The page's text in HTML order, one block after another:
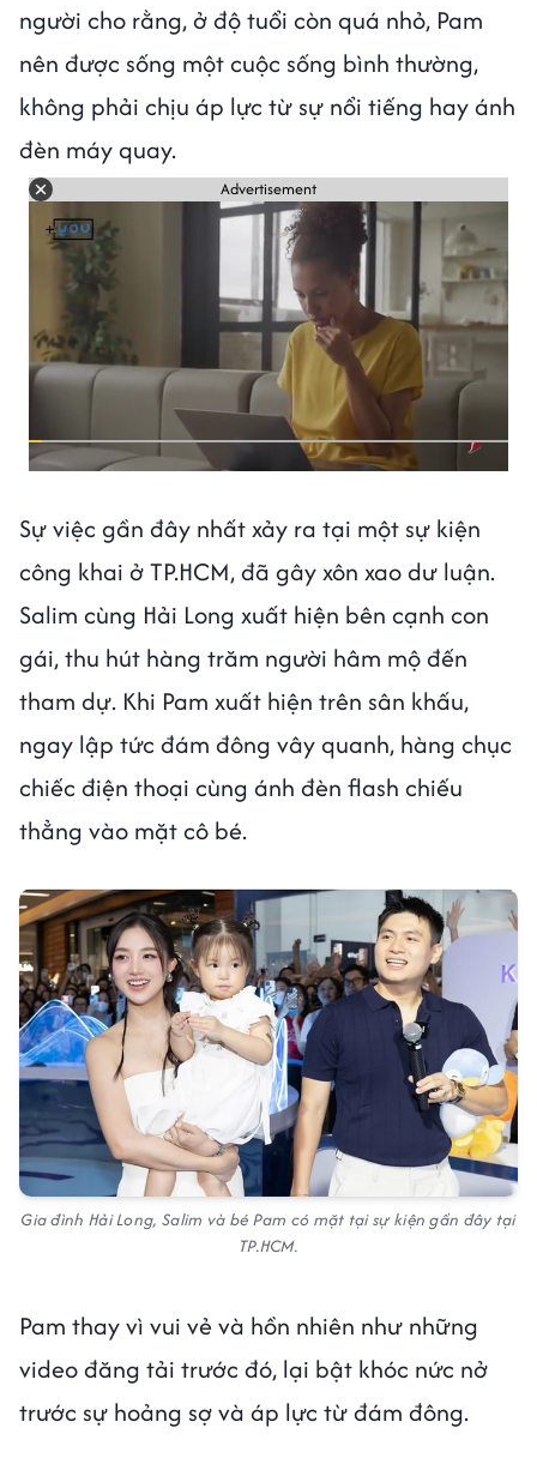
người cho rằng, ở độ tuổi còn quá nhỏ, Pam
nên được sống một cuộc sống bình thường,
không phải chịu áp lực từ sự nổi tiếng hay ánh
đèn máy quay.
Advertisement
Sự việc gần đây nhất xảy ra tại một sự kiện
công khai ở TP.HCM, đã gây xôn xao dư luận.
Salim cùng Hải Long xuất hiện bên cạnh con
gái, thu hút hàng trăm người hâm mộ đến
tham dự. Khi Pam xuất hiện trên sân khấu,
ngay lập tức đám đông vây quanh, hàng chục
chiếc điện thoại cùng ánh đèn flash chiếu
thẳng vào mặt cô bé.
Gia đình Hải Long, Salim và bé Pam có mặt tại sự kiện gần đây tại
TP.HCM.
Pam thay vì vui vẻ và hồn nhiên như những
video đăng tải trước đó, lại bật khóc nức nở
trước sự hoảng sợ và áp lực từ đám đông.